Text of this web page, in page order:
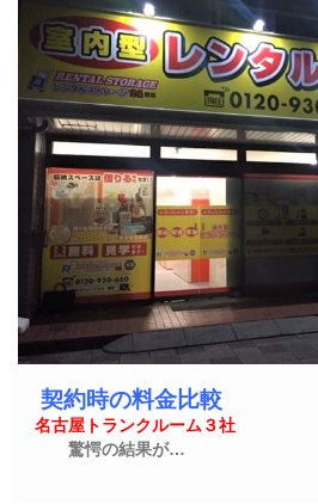
契約時の料金比較
名古屋トランクルーム３社
驚愕の結果が…